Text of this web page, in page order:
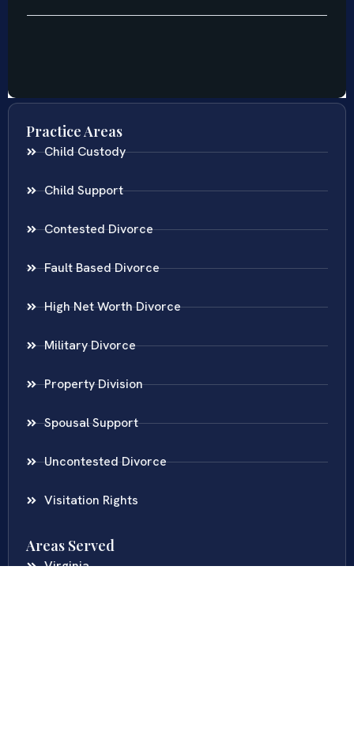
Practice Areas
Child Custody
Child Support
Contested Divorce
Fault Based Divorce
High Net Worth Divorce
Military Divorce
Property Division
Spousal Support
Uncontested Divorce
Visitation Rights
Areas Served
Virginia